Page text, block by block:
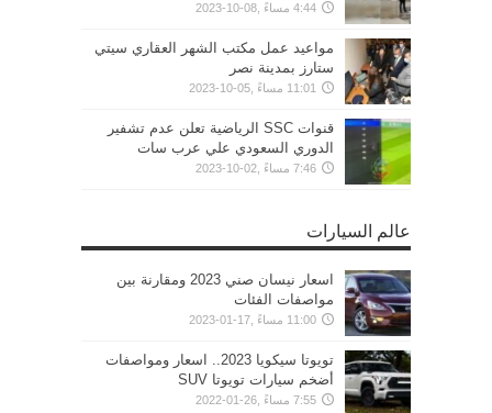
4:44 مساءً ,08-10-2023
مواعيد عمل مكتب الشهر العقاري سيتي
ستارز بمدينة نصر
11:01 مساءً ,05-10-2023
قنوات SSC الرياضية تعلن عدم تشفير
الدوري السعودي علي عرب سات
7:46 مساءً ,02-10-2023
عالم السيارات
اسعار نيسان صني 2023 ومقارنة بين
مواصفات الفئات
11:00 مساءً ,17-01-2023
تويوتا سيكويا 2023.. اسعار ومواصفات
أضخم سيارات تويوتا SUV
7:55 مساءً ,26-01-2022